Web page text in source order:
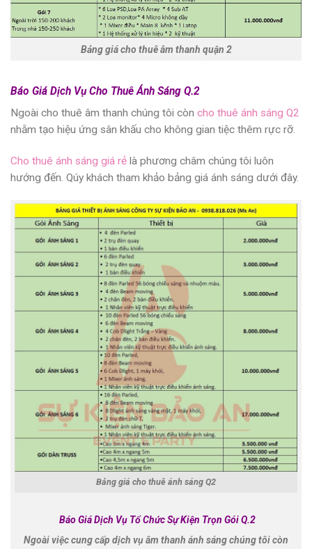
Bảng giá cho thuê âm thanh quận 2
Báo Giá Dịch Vụ Cho Thuê Ánh Sáng Q.2
Ngoài cho thuê âm thanh chúng tôi còn cho thuê ánh sáng Q2
nhằm tạo hiệu ứng sân khấu cho không gian tiệc thêm rực rỡ.
Cho thuê ánh sáng giá rẻ là phương châm chúng tôi luôn
hướng đến. Qúy khách tham khảo bảng giá ánh sáng dưới đây.
Bảng giá cho thuê ánh sáng Q2
Báo Giá Dịch Vụ Tổ Chức Sự Kiện Trọn Gói Q.2
Ngoài việc cung cấp dịch vụ âm thanh ánh sáng chúng tôi còn